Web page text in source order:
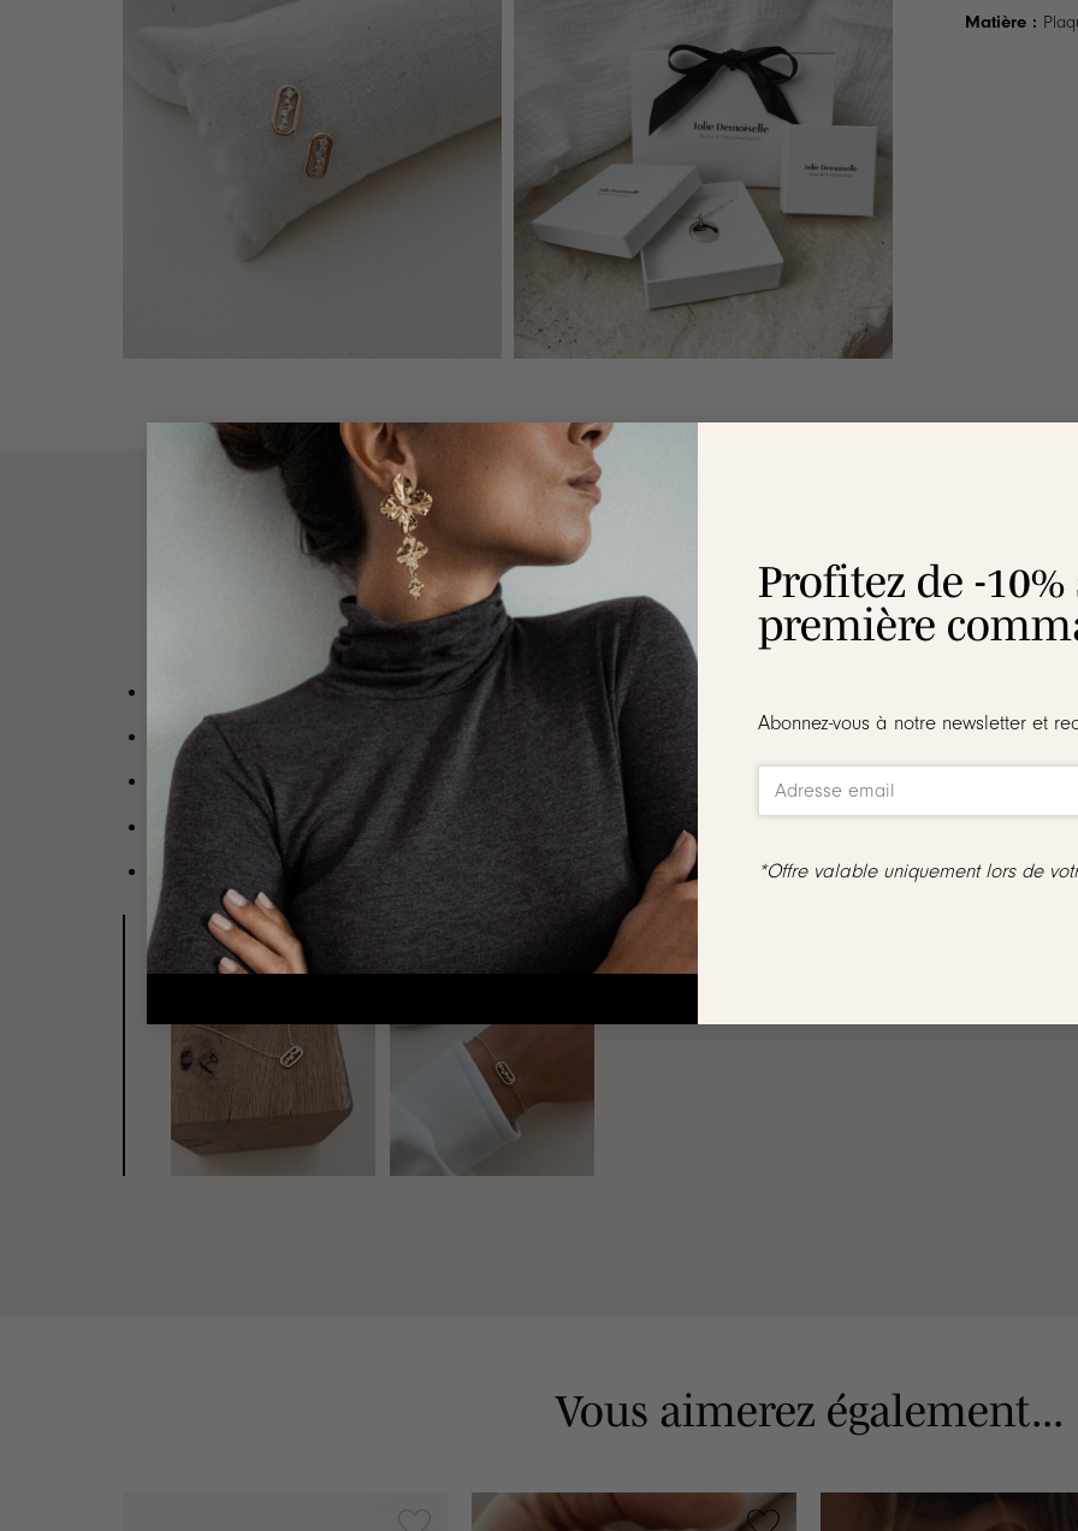
Profitez de -
première
Abonnez-vous à notre newsletter et
*Offre valable uniquement lors de
Matière :
DESCRIPTION
Boucles d’oreilles en plaqué or 3 microns 18 carats
Ce bijou se compose d’un empiècement ovale ajouré, décoré à l’intérieur de six petits oxydes de zirconium
Dimensions : 1.3 cm x 0.6 cm
Fermoir papillon sécurisé.
Par mesure d’hygiène, les boucles d’oreilles ne sont ni reprises, ni échangées
Découvrez les bijoux de la même collection :
Vous aimerez également...